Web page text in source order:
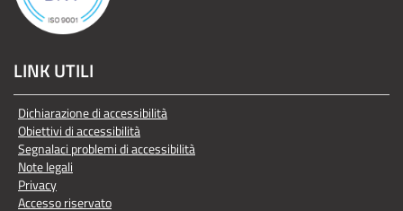
LINK UTILI
Dichiarazione di accessibilità
Obiettivi di accessibilità
Segnalaci problemi di accessibilità
Note legali
Privacy
Accesso riservato